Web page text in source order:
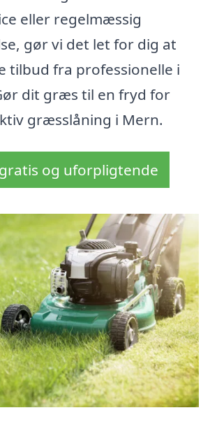
eller regelmæssig
gør vi det let for dig at
tilbud fra professionelle i
dit græs til en fryd for
græsslåning i Mern.
og uforpligtende